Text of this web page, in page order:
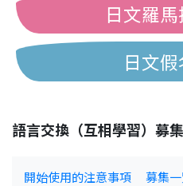
日文羅
日文
語言交換（互相學習）募
開始使用的注意事項 募集